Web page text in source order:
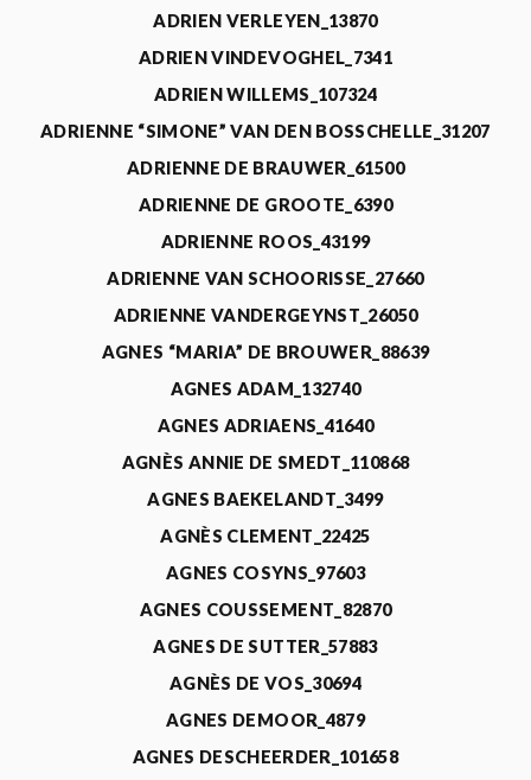
ADRIEN VERLEYEN_13870
ADRIEN VINDEVOGHEL_7341
ADRIEN WILLEMS_107324
ADRIENNE “SIMONE” VAN DEN BOSSCHELLE_31207
ADRIENNE DE BRAUWER_61500
ADRIENNE DE GROOTE_6390
ADRIENNE ROOS_43199
ADRIENNE VAN SCHOORISSE_27660
ADRIENNE VANDERGEYNST_26050
AGNES “MARIA” DE BROUWER_88639
AGNES ADAM_132740
AGNES ADRIAENS_41640
AGNÈS ANNIE DE SMEDT_110868
AGNES BAEKELANDT_3499
AGNÈS CLEMENT_22425
AGNES COSYNS_97603
AGNES COUSSEMENT_82870
AGNES DE SUTTER_57883
AGNÈS DE VOS_30694
AGNES DEMOOR_4879
AGNES DESCHEERDER_101658